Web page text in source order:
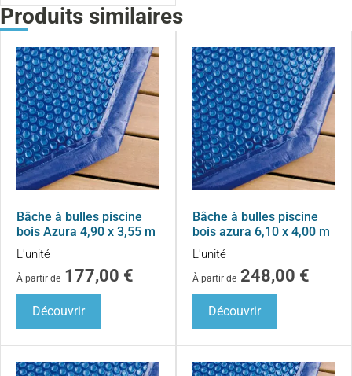
Produits similaires
Bâche à bulles piscine
bois Azura 4,90 x 3,55 m
L'unité
À partir de 177,00 €
Découvrir
Bâche à bulles piscine
bois azura 6,10 x 4,00 m
L'unité
À partir de 248,00 €
Découvrir